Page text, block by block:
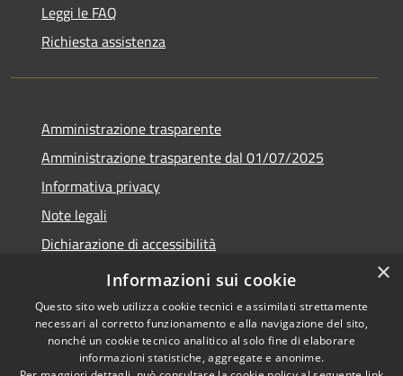
Leggi le FAQ
Richiesta assistenza
Amministrazione trasparente
Amministrazione trasparente dal 01/07/2025
Informativa privacy
Note legali
Dichiarazione di accessibilità
Whistleblowing
Copyright © 2026 • Comune di
×
Informazioni sui cookie
Questo sito web utilizza cookie tecnici e assimilati strettamente
necessari al corretto funzionamento e alla navigazione del sito,
nonché un cookie tecnico analitico al solo fine di elaborare
informazioni statistiche, aggregate e anonime.